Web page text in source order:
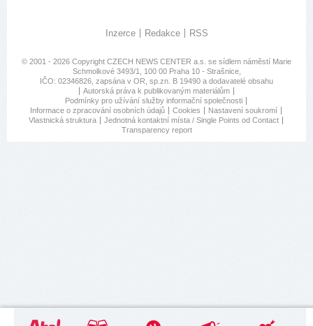
Inzerce Redakce RSS
© 2001 - 2026 Copyright CZECH NEWS CENTER a.s. se sídlem náměstí Marie
Schmolkové 3493/1, 100 00 Praha 10 - Strašnice,
IČO: 02346826, zapsána v OR, sp.zn. B 19490 a dodavatelé obsahu
Autorská práva k publikovaným materiálům
Podmínky pro užívání služby informační společnosti
Informace o zpracování osobních údajů
Cookies
Nastavení soukromí
Vlastnická struktura
Jednotná kontaktní místa / Single Points od Contact
Transparency report